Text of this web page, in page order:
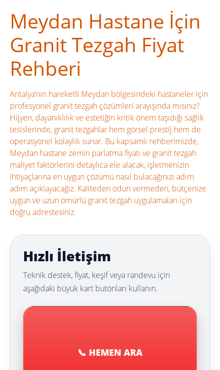
Meydan Hastane İçin
Granit Tezgah Fiyat
Rehberi
Antalya’nın hareketli Meydan bölgesindeki hastaneler için
profesyonel granit tezgah çözümleri arayışında mısınız?
Hijyen, dayanıklılık ve estetiğin kritik önem taşıdığı sağlık
tesislerinde, granit tezgahlar hem görsel prestij hem de
operasyonel kolaylık sunar. Bu kapsamlı rehberimizde,
Meydan hastane zemin parlatma fiyatı ve granit tezgah
maliyet faktörlerini detaylıca ele alacak, işletmenizin
ihtiyaçlarına en uygun çözümü nasıl bulacağınızı adım
adım açıklayacağız. Kaliteden ödün vermeden, bütçenize
uygun ve uzun ömürlü granit tezgah uygulamaları için
doğru adrestesiniz.
Hızlı İletişim
Teknik destek, fiyat, keşif veya randevu için
aşağıdaki büyük kart butonları kullanın.
📞 HEMEN ARA